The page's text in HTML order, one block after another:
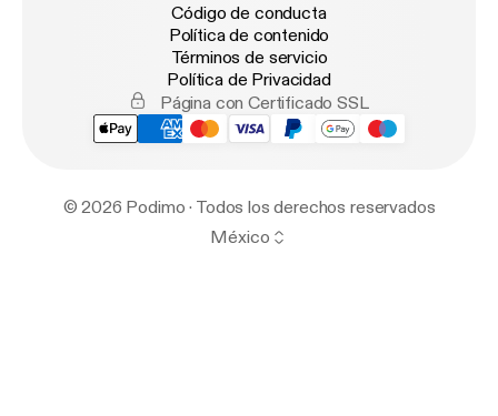
Código de conducta
Política de contenido
Términos de servicio
Política de Privacidad
Página con Certificado SSL
© 2026 Podimo · Todos los derechos reservados
México